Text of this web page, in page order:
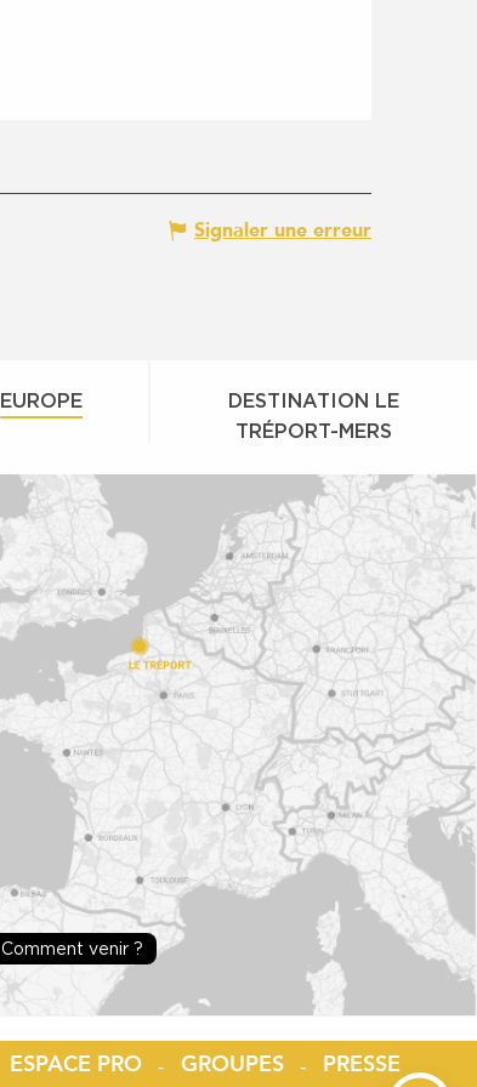
Signaler une erreur
EUROPE
DESTINATION LE
TRÉPORT-MERS
Comment venir ?
ESPACE PRO GROUPES PRESSE